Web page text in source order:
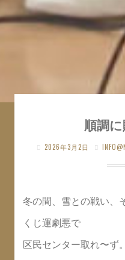
順調に
2026年3月2日
冬の間、雪との戦い、
くじ運劇悪で
区民センター取れ〜ず。